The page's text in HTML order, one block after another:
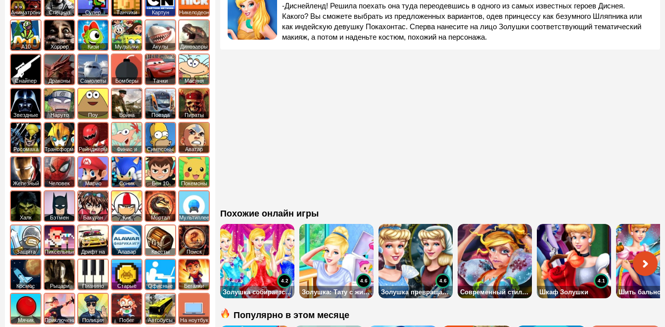
-Диснейленд! Решила поехать она туда переодевшись в одного из самых известных героев Диснея.
Какого? Вы сможете выбрать из предложенных вариантов, одев принцессу как безумного Шляпника или
как индейскую девушку Покахонтас. Сперва нанесите на лицо Золушки соответствующий тематический
макияж, а потом и наденьте костюм, похожий на персонажа.
Похожие онлайн игры
Золушка собирается на королевский бал
4.2
Золушка: Тату с животными
4.6
Золушка превращается в принцессу
4.6
Современный стиль Золушки Шкаф Золушки
4.1
Популярно в этом месяце
Аниматроники Спецназ
Супер
бойцы
Танчики
Картун
нетворк
Никелодеон
А10 Хоррор Кизи Мультики Акулы Динозавры
Снайпер Драконы Самолеты Бомберы Тачки Масяня
Звездные
войны
Наруто Поу Война Поезда
Пираты
Карибского
Моря
Росомаха ТрансформерыРейнджеры
Самураи
Финис и
Ферб
Симпсоны
Аватар
легенда об
Аанге
Железный
человек
Человек
Паук
Марио Соник Бен 10 Покемоны
Халк Бэтмен Бакуган
Кик
Бутовский
Мортал
комбат
Мультиплеер
Защита
королевства
Пиксельные
Дрифт на
машинах
Алавар Квесты
Поиск
предметов
Космос Рыцари Пианино Старые Офисные Бегалки
Мячик Приключения Полиция Побег Автобусы На ноутбук